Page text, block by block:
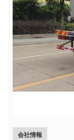
会社情報